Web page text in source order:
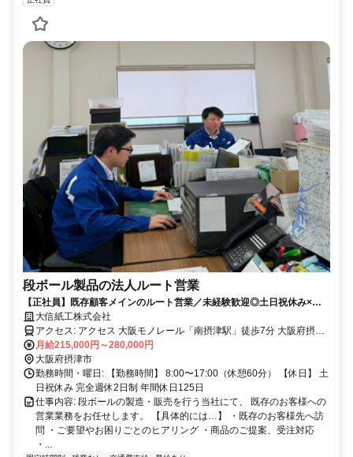
段ボール製品の法人ルート営業
【正社員】既存顧客メインのルート営業／未経験歓迎◎土日祝休み×年
休125日！賞与年3回！
大信紙工株式会社
アクセス: アクセス 大阪モノレール「南摂津駅」徒歩7分 大阪府摂津
市東一津屋7-22
月給215,000円～280,000円
大阪府摂津市
勤務時間・曜日: 【勤務時間】 8:00〜17:00（休憩60分） 【休日】 土
日祝休み 完全週休2日制 年間休日125日
仕事内容: 段ボールの製造・販売を行う当社にて、 既存のお客様への
営業業務をお任せします。 【具体的には…】 ・既存のお客様先へ訪
問 ・ご要望やお困りごとのヒアリング ・商品のご提案、受注対応
・...